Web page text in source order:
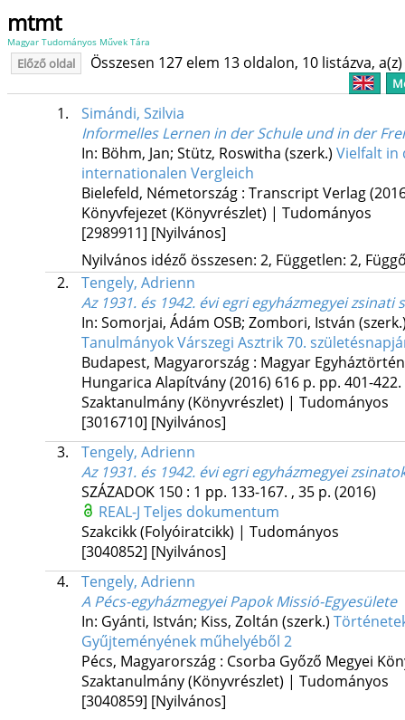
mtmt
Magyar Tudományos Művek Tára
Előző oldal Összesen 127 elem 13 oldalon, 10 listázva,
1.
Simándi, Szilvia
Informelles Lernen in der Schule und in der
In: Böhm, Jan; Stütz, Roswitha (szerk.) Vielfalt in
internationalen Vergleich
Bielefeld, Németország : Transcript Verlag
Könyvfejezet (Könyvrészlet) | Tudományos
[2989911] [Nyilvános]
Nyilvános idéző összesen: 2, Független: 2,
2.
Tengely, Adrienn
Az 1931. és 1942. évi egri egyházmegyei
In: Somorjai, Ádám OSB; Zombori, István
Tanulmányok Várszegi Asztrik 70.
Budapest, Magyarország : Magyar
Hungarica Alapítvány(2016) 616 p. pp. 401-422.
Szaktanulmány (Könyvrészlet) | Tudományos
[3016710] [Nyilvános]
3.
Tengely, Adrienn
Az 1931. és 1942. évi egri egyházmegyei
SZÁZADOK 150: 1 pp. 133-167. , 35 p. (2016)
REAL-J Teljes dokumentum
Szakcikk (Folyóiratcikk) | Tudományos
[3040852] [Nyilvános]
4.
Tengely, Adrienn
A Pécs-egyházmegyei Papok Missió-Egyesülete
In: Gyánti, István; Kiss, Zoltán (szerk.)
Gyűjteményének műhelyéből 2
Pécs, Magyarország : Csorba Győző Megyei
Szaktanulmány (Könyvrészlet) | Tudományos
[3040859] [Nyilvános]